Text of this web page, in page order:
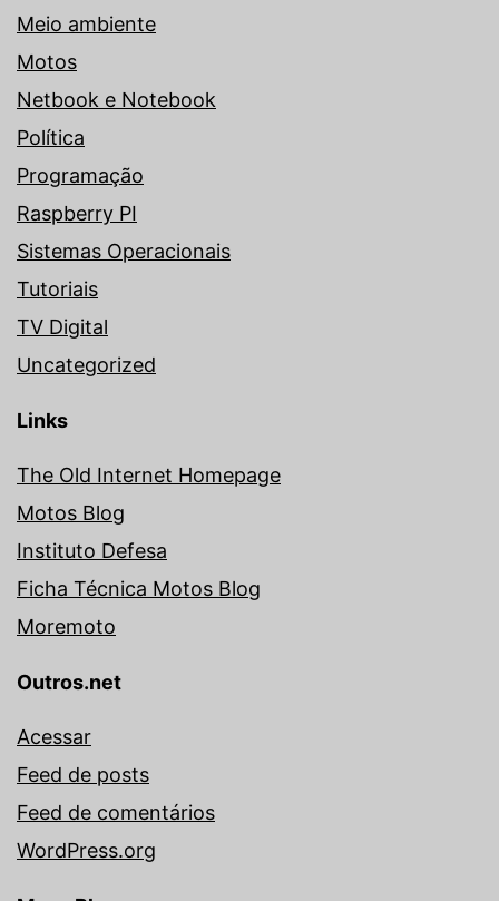
Meio ambiente
Motos
Netbook e Notebook
Política
Programação
Raspberry PI
Sistemas Operacionais
Tutoriais
TV Digital
Uncategorized
Links
The Old Internet Homepage
Motos Blog
Instituto Defesa
Ficha Técnica Motos Blog
Moremoto
Outros.net
Acessar
Feed de posts
Feed de comentários
WordPress.org